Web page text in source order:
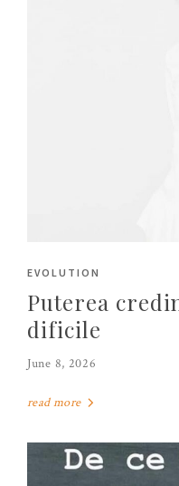
EVOLUTION
Puterea
dificile
June 8, 2026
read more